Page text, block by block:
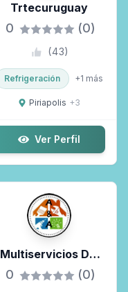
Trtecuruguay
0 (0)
(43)
Refrigeración +1 más
Piriapolis +3
Ver Perfil
Multiservicios Del
Este
0 (0)